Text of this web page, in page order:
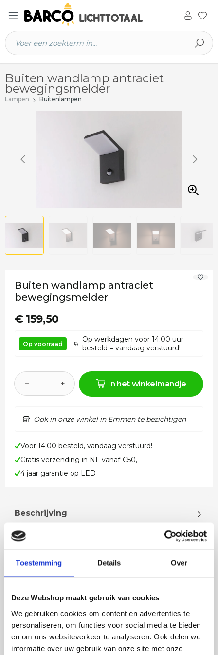
Toestemming Details Over
Deze Webshop maakt gebruik van cookies
We gebruiken cookies om content en advertenties te
personaliseren, om functies voor social media te bieden
en om ons websiteverkeer te analyseren. Ook delen we
informatie over uw gebruik van onze site met onze
hoofdinhoud
Buiten wandlamp antraciet
bewegingsmelder
Lampen Buitenlampen
Buiten wandlamp antraciet
bewegingsmelder
€ 159,50
Op voorraad
Op werkdagen voor 14:00 uur
besteld = vandaag verstuurd!
− + In het winkelmandje
Ook in onze winkel in Emmen te bezichtigen
Voor 14:00 besteld, vandaag verstuurd!
Gratis verzending in NL vanaf €50,-
4 jaar garantie op LED
Beschrijving
Mooie buitenlamp met bewegingsmelder
Inclusief 1 x 9 watt LED De kleur LED is warm wit
Rian
Anne